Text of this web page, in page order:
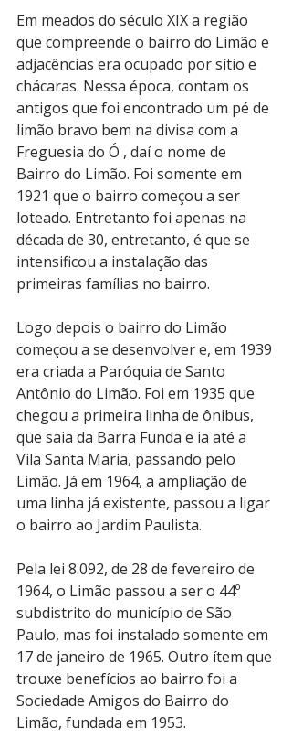
Em meados do século XIX a região
que compreende o bairro do Limão e
adjacências era ocupado por sítio e
chácaras. Nessa época, contam os
antigos que foi encontrado um pé de
limão bravo bem na divisa com a
Freguesia do Ó , daí o nome de
Bairro do Limão. Foi somente em
1921 que o bairro começou a ser
loteado. Entretanto foi apenas na
década de 30, entretanto, é que se
intensificou a instalação das
primeiras famílias no bairro.
Logo depois o bairro do Limão
começou a se desenvolver e, em 1939
era criada a Paróquia de Santo
Antônio do Limão. Foi em 1935 que
chegou a primeira linha de ônibus,
que saia da Barra Funda e ia até a
Vila Santa Maria, passando pelo
Limão. Já em 1964, a ampliação de
uma linha já existente, passou a ligar
o bairro ao Jardim Paulista.
Pela lei 8.092, de 28 de fevereiro de
1964, o Limão passou a ser o 44º
subdistrito do município de São
Paulo, mas foi instalado somente em
17 de janeiro de 1965. Outro ítem que
trouxe benefícios ao bairro foi a
Sociedade Amigos do Bairro do
Limão, fundada em 1953.